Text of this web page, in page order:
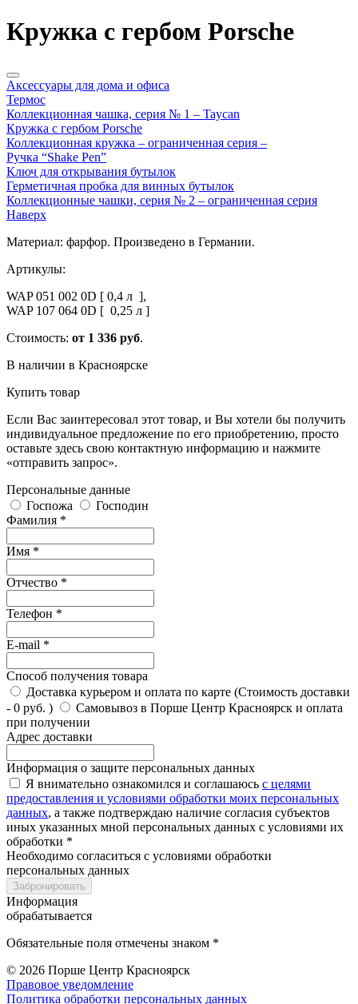
Кружка с гербом Porsche
Аксессуары для дома и офиса
Термос
Коллекционная чашка, серия № 1 – Taycan
Кружка с гербом Porsche
Коллекционная кружка – ограниченная серия –
Ручка “Shake Pen”
Ключ для открывания бутылок
Герметичная пробка для винных бутылок
Коллекционные чашки, серия № 2 – ограниченная серия
Наверх
Материал: фарфор. Произведено в Германии.
Артикулы:
WAP 051 002 0D [ 0,4 л ],
WAP 107 064 0D [ 0,25 л ]
Стоимость: от 1 336 руб.
В наличии в Красноярске
Купить товар
Если Вас заинтересовал этот товар, и Вы хотели бы получить
индивидуальное предложение по его приобретению, просто
оставьте здесь свою контактную информацию и нажмите
«отправить запрос».
Персональные данные
Госпожа
Господин
Фамилия *
Имя *
Отчество *
Телефон *
E-mail *
Способ получения товара
Доставка курьером и оплата по карте (Стоимость доставки
- 0 руб. )
Самовывоз в Порше Центр Красноярск и оплата
при получении
Адрес доставки
Информация о защите персональных данных
Я внимательно ознакомился и соглашаюсь с целями
предоставления и условиями обработки моих персональных
данных, а также подтверждаю наличие согласия субъектов
иных указанных мной персональных данных с условиями их
обработки *
Необходимо согласиться с условиями обработки
персональных данных
Забронировать
Информация
обрабатывается
Обязательные поля отмечены знаком *
© 2026 Порше Центр Красноярск
Правовое уведомление
Политика обработки персональных данных